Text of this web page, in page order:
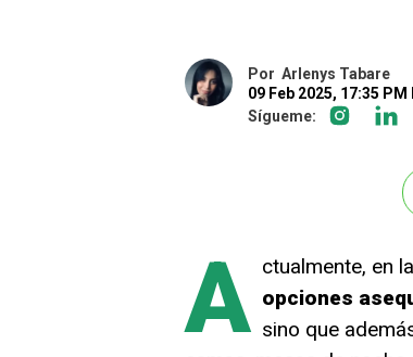
Por Arlenys Tabare
09 Feb 2025, 17:35 PM
Sígueme:
A ctualmente, en
opciones
sino que